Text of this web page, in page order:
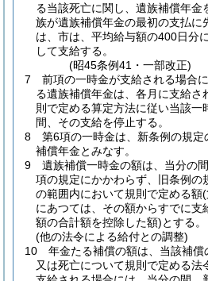
る当該死亡に関し、遺族補償年金
族が遺族補償年金の最初の支払に
は、市は、平均給与額の400日分
して支給する。
(昭45条例41・一部改正)
7
前項の一時金が支給される場合
る遺族補償年金は、各月に支給さ
則で定める算定方法に従い当該一
間、その支給を停止する。
8
第6項の一時金は、新条例の規
補償年金とみなす。
9
遺族補償一時金の額は、当分の
項の規定にかかわらず、旧条例の
の範囲内において規則で定める額(
にあつては、その額からすでに支
額の合計額を控除した額)とする。
(他の法令による給付との調整)
10
年金たる補償の額は、当該補
又は死亡について規則で定める法